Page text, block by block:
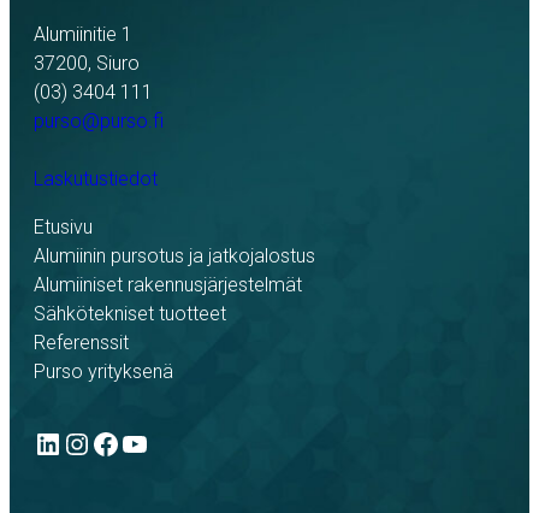
Alumiinitie 1
37200, Siuro
(03) 3404 111
purso@purso.fi
Laskutustiedot
Etusivu
Alumiinin pursotus ja jatkojalostus
Alumiiniset rakennusjärjestelmät
Sähkötekniset tuotteet
Referenssit
Purso yrityksenä
LinkedIn
Instagram
Facebook
YouTube